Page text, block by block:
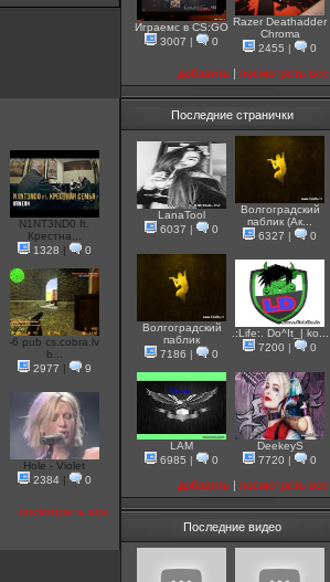
N1NT3ND0 ft.
Крестна...
1328 | 0
-6 pub cs.cobra.lv
b...
2977 | 9
Hole - Violet
2384| 0
посмотреть все
Играемс в CS:GO
3007 | 0
Razer Deathadder
Chroma
2455 | 0
добавить | посмотреть все
Последние странички
LanaTool
6037 | 0
Волгоградский
паблик (Ак...
6327 | 0
Волгоградский
паблик
7186 | 0
.:Life:. Do^It_| ko...
7200 | 0
LAM
6985 | 0
DeekeyS
7720 | 0
добавить | посмотреть все
Последние видео